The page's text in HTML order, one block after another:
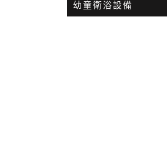
幼童衛浴設備